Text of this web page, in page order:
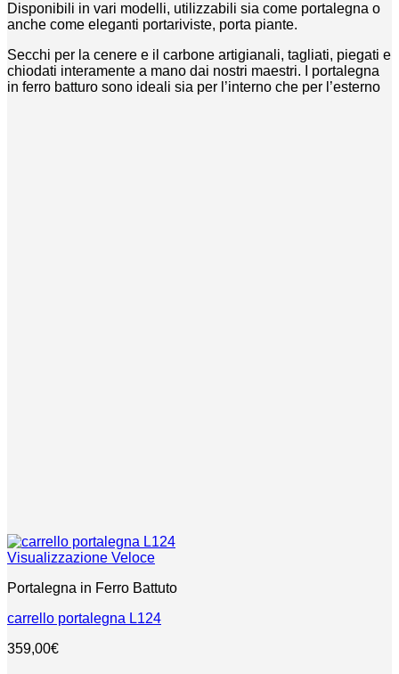
Disponibili in vari modelli, utilizzabili sia come portalegna o
anche come eleganti portariviste, porta piante.
Secchi per la cenere e il carbone artigianali, tagliati, piegati e
chiodati interamente a mano dai nostri maestri. I portalegna
in ferro batturo sono ideali sia per l’interno che per l’esterno
Visualizzazione Veloce
Portalegna in Ferro Battuto
carrello portalegna L124
359,00€